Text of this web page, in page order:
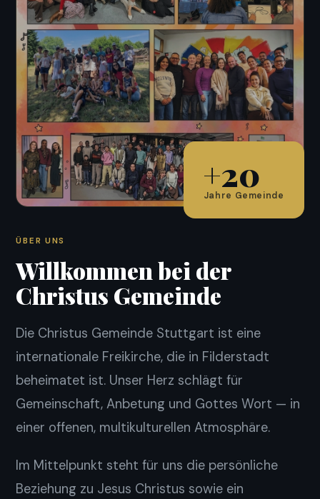
+20
Jahre Gemeinde
ÜBER UNS
Willkommen bei der
Christus Gemeinde
Die Christus Gemeinde Stuttgart ist eine
internationale Freikirche, die in Filderstadt
beheimatet ist. Unser Herz schlägt für
Gemeinschaft, Anbetung und Gottes Wort — in
einer offenen, multikulturellen Atmosphäre.
Im Mittelpunkt steht für uns die persönliche
Beziehung zu Jesus Christus sowie ein